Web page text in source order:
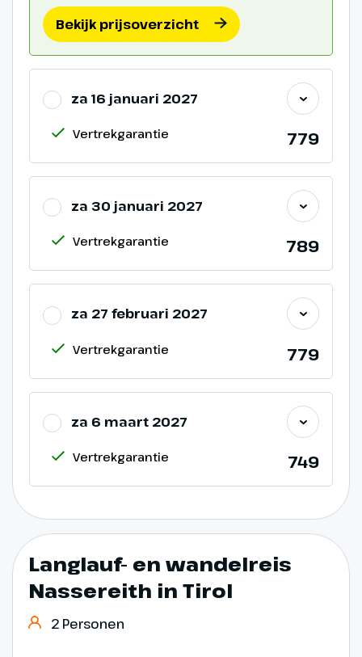
Bekijk prijsoverzicht
za 16 januari 2027
Vertrekgarantie 779
za 30 januari 2027
Vertrekgarantie 789
za 27 februari 2027
Vertrekgarantie 779
za 6 maart 2027
Vertrekgarantie 749
Langlauf- en wandelreis
Nassereith in Tirol
2 Personen